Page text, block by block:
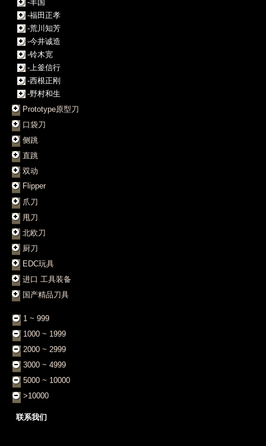
-丰国
-福田正孝
-荒川知芳
-今井诚造
-铃木宽
-上釜信行
-西根正刚
-野村和生
Prototype原型刀
口袋刀
侧跳
直跳
双动
Flipper
爪刀
甩刀
北欧刀
厨刀
EDC玩具
进口 工具装备
国产精品刀具
1 ~ 999
1000 ~ 1999
2000 ~ 2999
3000 ~ 4999
5000 ~ 10000
>10000
联系我们